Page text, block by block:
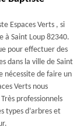
Espaces Verts , si
à Saint Loup 82340.
pour effectuer des
dans la ville de Saint
nécessite de faire un
Verts nous
professionnels
types d’arbres et